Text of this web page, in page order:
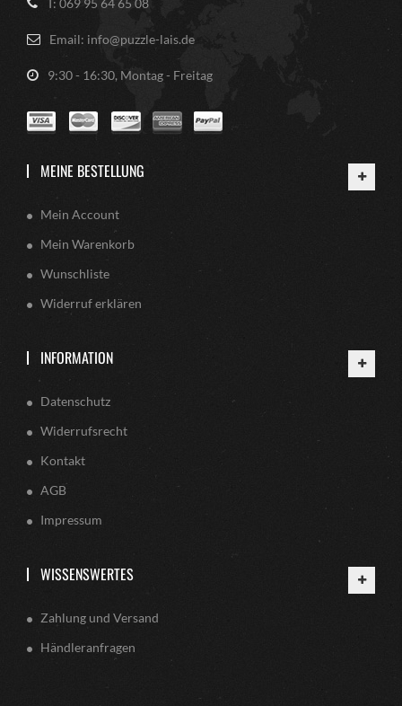
Email: info@puzzle-lais.de
9:30 - 16:30, Montag - Freitag
MEINE BESTELLUNG
Mein Account
Mein Warenkorb
Wunschliste
Widerruf erklären
INFORMATION
Datenschutz
Widerrufsrecht
Kontakt
AGB
Impressum
WISSENSWERTES
Zahlung und Versand
Händleranfragen